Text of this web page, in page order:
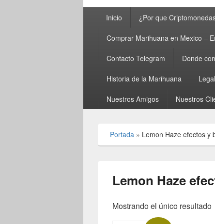
principalInicio ¿Por que
Comprar Marihuana en Mexico –
Contacto Telegram Donde
Historia de la Marihuana
Nuestros Amigos Nuestros
Portada » Lemon Haze efectos y
Lemon Haze
Mostrando el único resultado